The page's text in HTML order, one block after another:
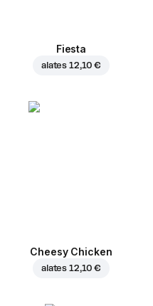
Fiesta
alates 12,10 €
Cheesy Chicken
alates 12,10 €